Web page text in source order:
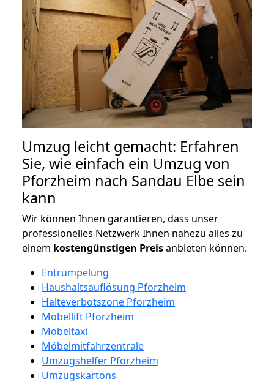
Umzug leicht gemacht: Erfahren
Sie, wie einfach ein Umzug von
Pforzheim nach Sandau Elbe sein
kann
Wir können Ihnen garantieren, dass unser
professionelles Netzwerk Ihnen nahezu alles zu
einem kostengünstigen Preisanbieten können.
Entrümpelung
Haushaltsauflösung Pforzheim
Halteverbotszone Pforzheim
Möbellift Pforzheim
Möbeltaxi
Möbelmitfahrzentrale
Umzugshelfer Pforzheim
Umzugskartons